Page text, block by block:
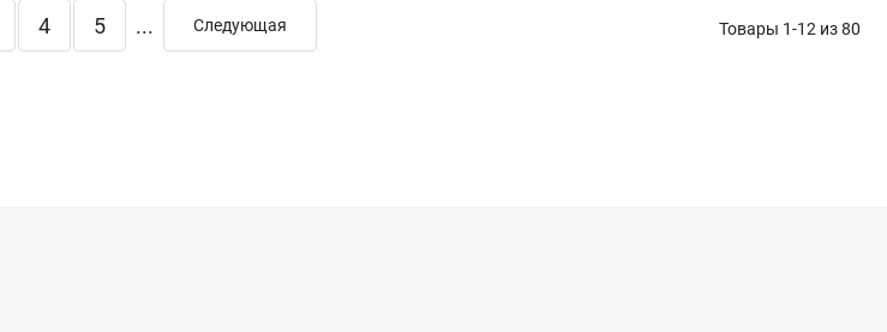
4 5 ... Следующая Товары 1-12 из80